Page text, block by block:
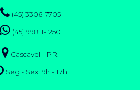
(45) 3306-7705
(45) 99811-1250
Cascavel - PR.
Seg - Sex: 9h - 17h